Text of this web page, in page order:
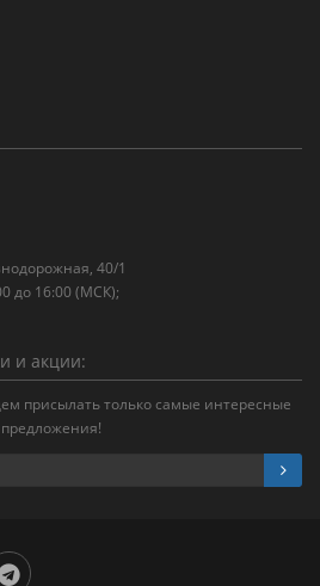
40/1
до 16:00 (МСК);
и акции:
присылать только самые интересные